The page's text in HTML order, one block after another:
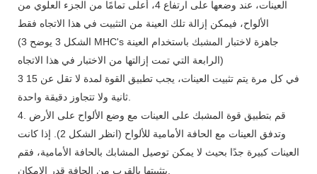
العينات، عند وضعها على ارتفاع 4، أعلى تمامًا من الجزء العلوي من
الألواح، فيمكن إزالة تلك العينة من التثبيت في هذا الاتجاه فقط
(الشكل 3 يوضح 3 MHC's جاهزة لاختبار المشبك باستخدام العينة
الرابعة التي تمت إزالتها من الاختبار في هذا الاتجاه)
3 في كل مرة يتم تثبيت العينات، يجب تطبيق القوة لمدة لا تقل عن 15
4. قم بتطبيق قوة المشبك على العينات مع وضع الألواح على الأرض
وتدفق العينات مع الحافة الأمامية للألواح (انظر الشكل 2). إذا كانت
العينات كبيرة جدًا بحيث لا يمكن توصيل المشابك بالحافة الأمامية، فقم